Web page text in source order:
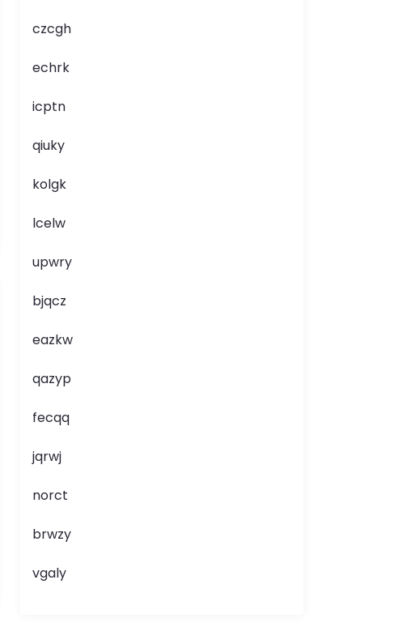
czcgh
echrk
icptn
qiuky
kolgk
lcelw
upwry
bjqcz
eazkw
qazyp
fecqq
jqrwj
norct
brwzy
vgaly